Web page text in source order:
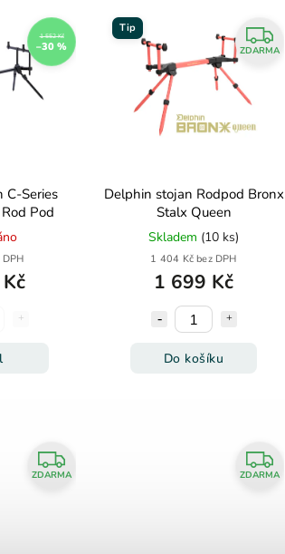
1 552 Kč
–30 %
C-Series
Pod
Tip
ZDARMA
Delphin stojan Rodpod Bronx
Stalx Queen
Skladem (10 ks)
1 404 Kč bez DPH
1 699 Kč
Do košíku
ZDARMA ZDARMA